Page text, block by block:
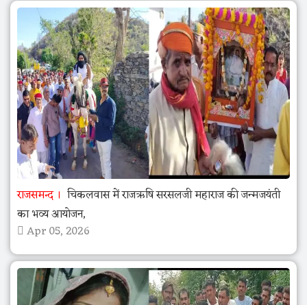
राजसमन्द
चिकलवास में राजऋषि सरसलजी महाराज की जन्मजयंती
का भव्य आयोजन,
Apr 05, 2026